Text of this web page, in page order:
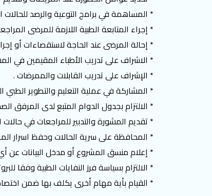
* المساهمة في برامج التوعية والرصد
* إجراء المتابعة الطبية اللازمة للمرضى
* إحالة المرضى عند الحاجة لاستقصاءات أو
* الاشراف على تدريب الأطباء المقيمين في
* الإشراف على تدريب القابلات والممرضات .
* المشاركة في عملية التعليم والتطوير الطبي
* الالتزام بجدول الدوام المتبع لدى المرفق
* تقديم المشورة والتدبير للمراجعات في
* المحافظة على سرية الحالات وحفظ اسرار
* إعلام منسق المشروع أو مدخل البيانات عن
* الالتزام بسياسة فرز النفايات الطبية
* القيام بأية مهام أخرى يكلف بها ضمن